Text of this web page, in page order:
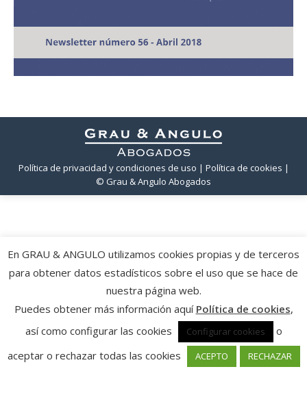
Política de privacidad y condiciones de uso | Política de cookies |
© Grau & Angulo Abogados
En GRAU & ANGULO utilizamos cookies propias y de terceros
para obtener datos estadísticos sobre el uso que se hace de
nuestra página web.
Puedes obtener más información aquí Política de cookies,
así como configurar las cookies
Configurar cookies
o
aceptar o rechazar todas las cookies
ACEPTO RECHAZAR